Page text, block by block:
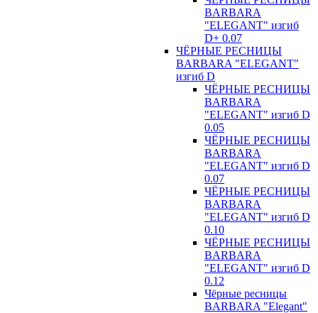
BARBARA
"ELEGANT" изгиб
D+ 0.07
ЧЁРНЫЕ РЕСНИЦЫ
BARBARA "ELEGANT"
изгиб D
ЧЁРНЫЕ РЕСНИЦЫ
BARBARA
"ELEGANT" изгиб D
0.05
ЧЁРНЫЕ РЕСНИЦЫ
BARBARA
"ELEGANT" изгиб D
0.07
ЧЁРНЫЕ РЕСНИЦЫ
BARBARA
"ELEGANT" изгиб D
0.10
ЧЁРНЫЕ РЕСНИЦЫ
BARBARA
"ELEGANT" изгиб D
0.12
Чёрные ресницы
BARBARA "Elegant"